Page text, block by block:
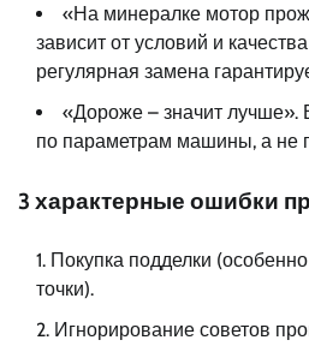
«На минералке мотор
зависит от условий и
регулярная замена
«Дороже – значит лучше».
по параметрам машины, а не
3 характерные ошибки
Покупка подделки
точки).
Игнорирование советов